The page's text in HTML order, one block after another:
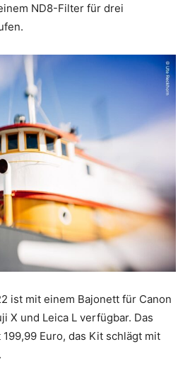
ND8-Filter für drei
ist mit einem Bajonett für Canon
X und Leica L verfügbar. Das
Euro, das Kit schlägt mit